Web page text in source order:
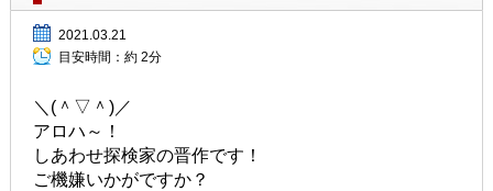
2021.03.21
目安時間： 約 2分
＼(＾▽＾)／
アロハ～！
しあわせ探検家の晋作です！
ご機嫌いかがですか？